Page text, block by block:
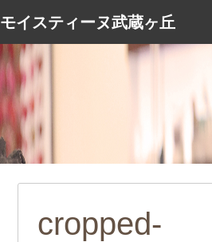
cropped-
モイスティーヌ武蔵ヶ丘